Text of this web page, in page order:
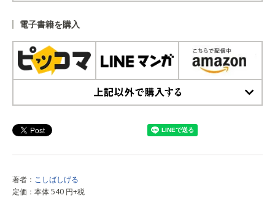
電子書籍を購入
著者： こしばしげる
定価：本体 540 円+税